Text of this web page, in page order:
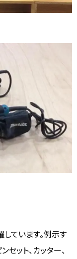
ています。例示す
セット、カッター、